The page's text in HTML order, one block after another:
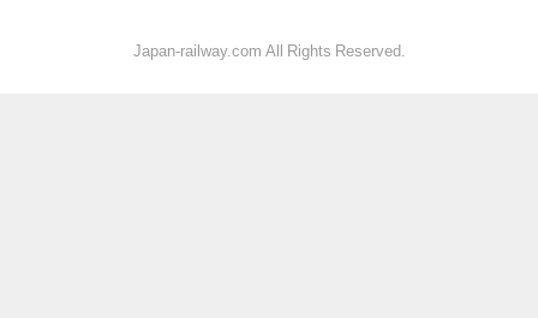
Japan-railway.com All Rights Reserved.